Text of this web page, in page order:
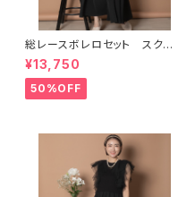
総レースボレロセット スクエ
アネックハイウエスト切り替えワ
ンピース
¥13,750
50%OFF